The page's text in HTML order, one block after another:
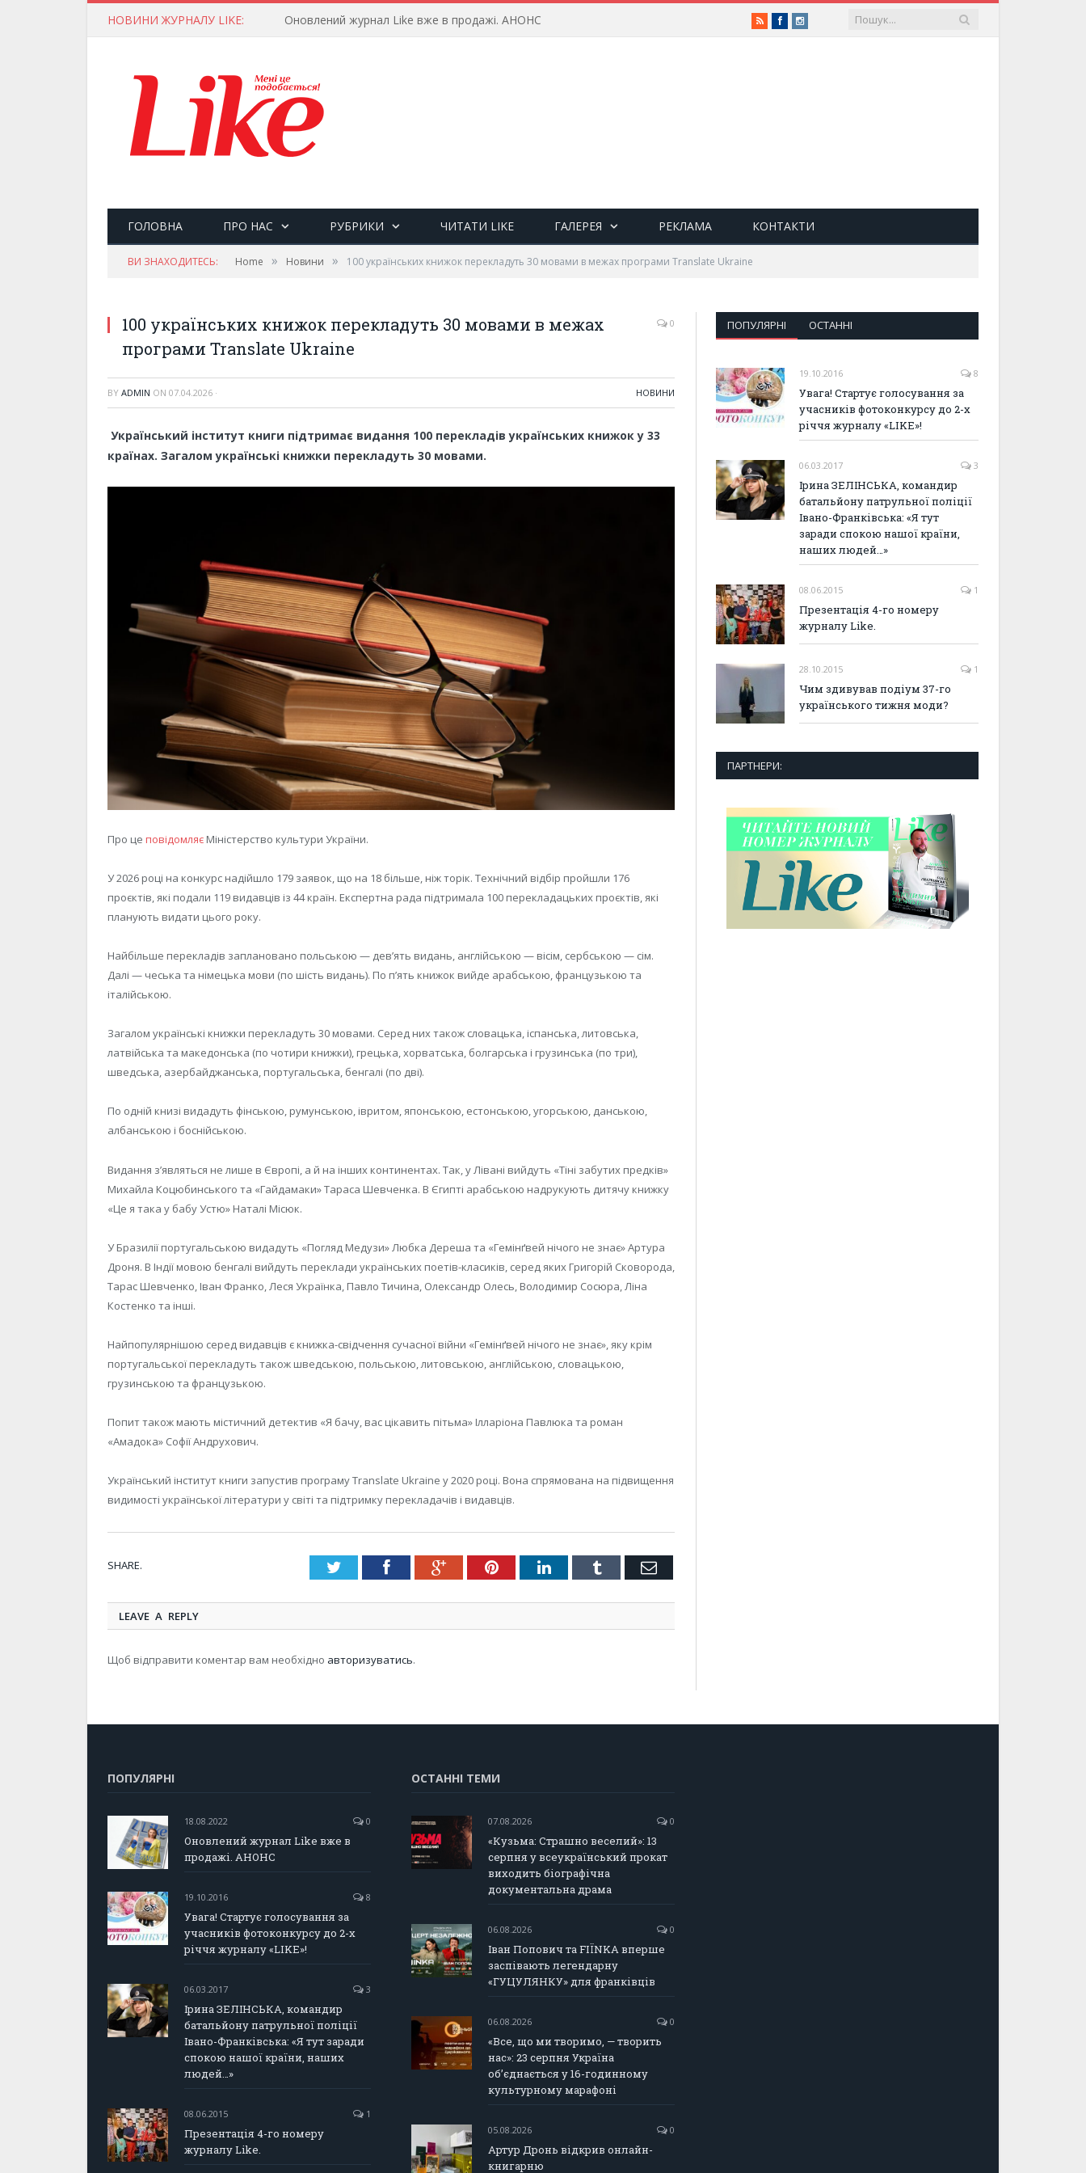
НОВИНИ ЖУРНАЛУ LIKE: Оновлений журнал Like вже в продажі. АНОНС RSSFacebookInstagram
ГОЛОВНА ПРО НАС РУБРИКИ ЧИТАТИ LIKE ГАЛЕРЕЯ РЕКЛАМА КОНТАКТИ
ВИ ЗНАХОДИТЕСЬ: Home » Новини » 100 українських книжок перекладуть 30 мовами в межах програми Translate Ukraine
100 українських книжок перекладуть 30 мовами в межах
програми Translate Ukraine
0
BY ADMIN ON 07.04.2026 · НОВИНИ
Український інститут книги підтримає видання 100 перекладів українських книжок у 33
країнах. Загалом українські книжки перекладуть 30 мовами.
Про це повідомляє Міністерство культури України.
У 2026 році на конкурс надійшло 179 заявок, що на 18 більше, ніж торік. Технічний відбір пройшли 176
проєктів, які подали 119 видавців із 44 країн. Експертна рада підтримала 100 перекладацьких проєктів, які
планують видати цього року.
Найбільше перекладів заплановано польською — девʼять видань, англійською — вісім, сербською — сім.
Далі — чеська та німецька мови (по шість видань). По пʼять книжок вийде арабською, французькою та
італійською.
Загалом українські книжки перекладуть 30 мовами. Серед них також словацька, іспанська, литовська,
латвійська та македонська (по чотири книжки), грецька, хорватська, болгарська і грузинська (по три),
шведська, азербайджанська, португальська, бенгалі (по дві).
По одній книзі видадуть фінською, румунською, івритом, японською, естонською, угорською, данською,
албанською і боснійською.
Видання з’являться не лише в Європі, а й на інших континентах. Так, у Лівані вийдуть «Тіні забутих предків»
Михайла Коцюбинського та «Гайдамаки» Тараса Шевченка. В Єгипті арабською надрукують дитячу книжку
«Це я така у бабу Устю» Наталі Місюк.
У Бразилії португальською видадуть «Погляд Медузи» Любка Дереша та «Гемінґвей нічого не знає» Артура
Дроня. В Індії мовою бенгалі вийдуть переклади українських поетів-класиків, серед яких Григорій Сковорода,
Тарас Шевченко, Іван Франко, Леся Українка, Павло Тичина, Олександр Олесь, Володимир Сосюра, Ліна
Костенко та інші.
Найпопулярнішою серед видавців є книжка-свідчення сучасної війни «Гемінґвей нічого не знає», яку крім
португальської перекладуть також шведською, польською, литовською, англійською, словацькою,
грузинською та французькою.
Попит також мають містичний детектив «Я бачу, вас цікавить пітьма» Ілларіона Павлюка та роман
«Амадока» Софії Андрухович.
Український інститут книги запустив програму Translate Ukraine у 2020 році. Вона спрямована на підвищення
видимості української літератури у світі та підтримку перекладачів і видавців.
SHARE. TwitterFacebookGoogle+PinterestLinkedInTumblr Email
LEAVE A REPLY
Щоб відправити коментар вам необхідно авторизуватись.
ПОПУЛЯРНІ ОСТАННІ
19.10.2016 8
Увага! Стартує голосування за
учасників фотоконкурсу до 2-х
річчя журналу «LIKE»!
06.03.2017 3
Ірина ЗЕЛІНСЬКА, командир
батальйону патрульної поліції
Івано-Франківська: «Я тут
заради спокою нашої країни,
наших людей…»
08.06.2015 1
Презентація 4-го номеру
журналу Like.
28.10.2015 1
Чим здивував подіум 37-го
українського тижня моди?
ПАРТНЕРИ:
ПОПУЛЯРНІ
18.08.2022 0
Оновлений журнал Like вже в
продажі. АНОНС
19.10.2016 8
Увага! Стартує голосування за
учасників фотоконкурсу до 2-х
річчя журналу «LIKE»!
06.03.2017 3
Ірина ЗЕЛІНСЬКА, командир
батальйону патрульної поліції
Івано-Франківська: «Я тут заради
спокою нашої країни, наших
людей…»
08.06.2015 1
Презентація 4-го номеру
журналу Like.
ОСТАННІ ТЕМИ
07.08.2026 0
«Кузьма: Страшно веселий»: 13
серпня у всеукраїнський прокат
виходить біографічна
документальна драма
06.08.2026 0
Іван Попович та FIÏNKA вперше
заспівають легендарну
«ГУЦУЛЯНКУ» для франківців
06.08.2026 0
«Все, що ми творимо, — творить
нас»: 23 серпня Україна
об’єднається у 16-годинному
культурному марафоні
05.08.2026 0
Артур Дронь відкрив онлайн-
книгарню